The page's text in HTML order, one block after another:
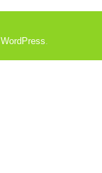
WordPress.